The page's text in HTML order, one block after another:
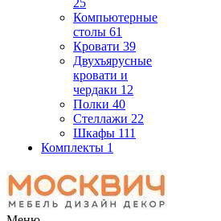
25
Компьютерные
столы 61
Кровати 39
Двухъярусные
кровати и
чердаки 12
Полки 40
Стеллажи 22
Шкафы 111
Комплекты 1